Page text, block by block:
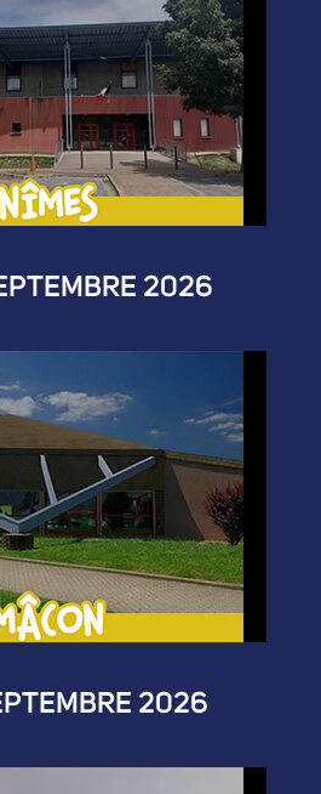
2026
2026